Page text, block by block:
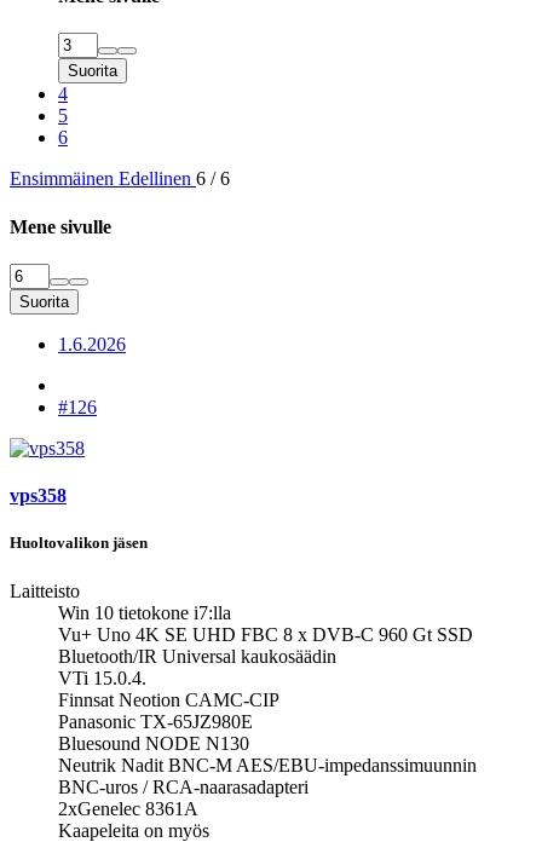
Suorita
4
5
6
Ensimmäinen Edellinen 6 / 6
Mene sivulle
Suorita
1.6.2026
#126
vps358
Huoltovalikon jäsen
Laitteisto
Win 10 tietokone i7:lla
Vu+ Uno 4K SE UHD FBC 8 x DVB-C 960 Gt SSD
Bluetooth/IR Universal kaukosäädin
VTi 15.0.4.
Finnsat Neotion CAMC-CIP
Panasonic TX-65JZ980E
Bluesound NODE N130
Neutrik Nadit BNC-M AES/EBU-impedanssimuunnin
BNC-uros / RCA-naarasadapteri
2xGenelec 8361A
Kaapeleita on myös